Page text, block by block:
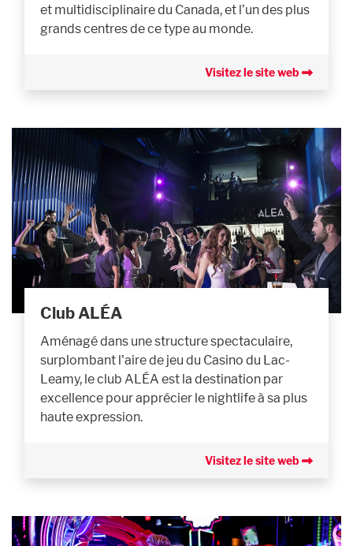
et multidisciplinaire du Canada, et l’un des plus
grands centres de ce type au monde.
Visitez le site web
Club ALÉA
Aménagé dans une structure spectaculaire,
surplombant l'aire de jeu du Casino du Lac-
Leamy, le club ALÉA est la destination par
excellence pour apprécier le nightlife à sa plus
haute expression.
Visitez le site web